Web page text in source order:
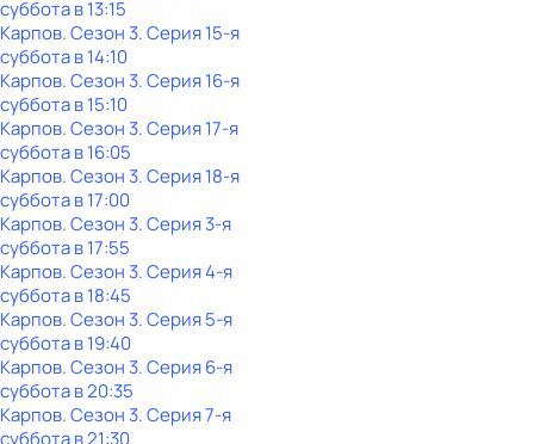
субботав13:15
Карпов. Сезон 3. Серия 15-я
субботав14:10
Карпов. Сезон 3. Серия 16-я
субботав15:10
Карпов. Сезон 3. Серия 17-я
субботав16:05
Карпов. Сезон 3. Серия 18-я
субботав17:00
Карпов. Сезон 3. Серия 3-я
субботав17:55
Карпов. Сезон 3. Серия 4-я
субботав18:45
Карпов. Сезон 3. Серия 5-я
субботав19:40
Карпов. Сезон 3. Серия 6-я
субботав20:35
Карпов. Сезон 3. Серия 7-я
субботав21:30